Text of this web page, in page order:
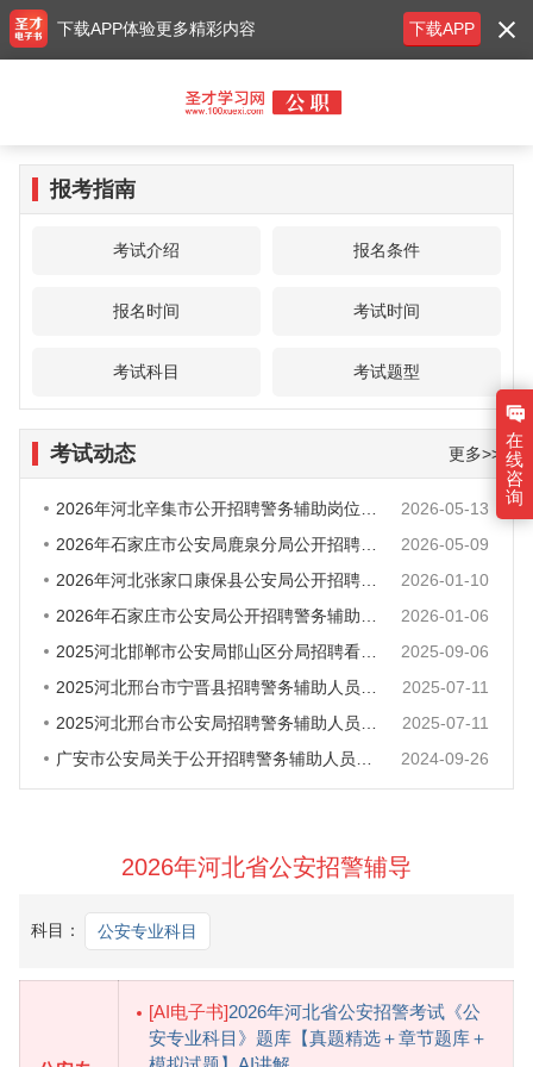
报考指南
考试介绍 报名条件
报名时间 考试时间
考试科目 考试题型
考试动态 更多>>
2026-05-13
2026-05-09
2026-01-10
2026-01-06
2025-09-06
2025-07-11
2025-07-11
2024-09-26
2026年河北省公安招警辅导
科目： 公安专业科目
[AI电子书]2026年河北省公安招警考试《公
安专业科目》题库【真题精选＋章节题库＋
下载APP
下载APP体验更多精彩内容
在
线
咨
询